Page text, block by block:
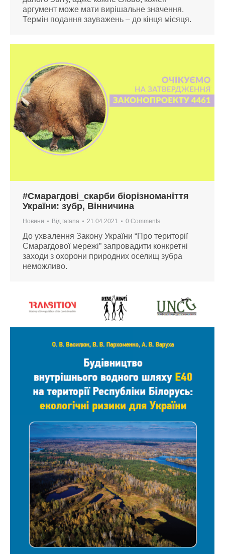
аргумент може мати вирішальне значення.
Термін подання зауважень – до кінця місяця.
#Смарагдові_скарби біорізноманіття
України: зубр, Вінничина
Новини Від tatana 21.04.2021 0 Comments
До ухвалення Закону України “Про території
Смарагдової мережі” запровадити конкретні
заходи з охорони природних оселищ зубра
неможливо.